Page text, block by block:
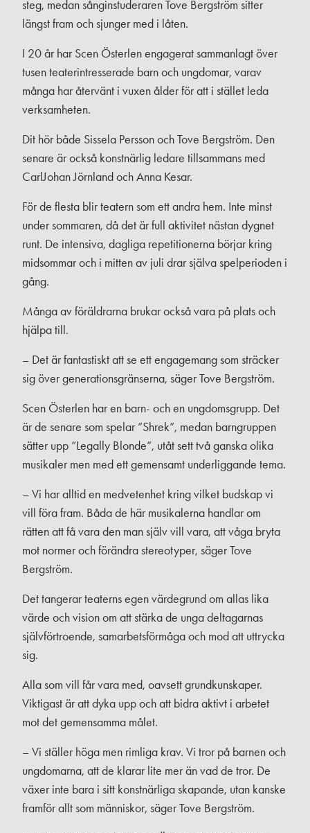
steg, medan sånginstuderaren Tove Bergström sitter
längst fram och sjunger med i låten.
I 20 år har Scen Österlen engagerat sammanlagt över
tusen teaterintresserade barn och ungdomar, varav
många har återvänt i vuxen ålder för att i stället leda
verksamheten.
Dit hör både Sissela Persson och Tove Bergström. Den
senare är också konstnärlig ledare tillsammans med
CarlJohan Jörnland och Anna Kesar.
För de flesta blir teatern som ett andra hem. Inte minst
under sommaren, då det är full aktivitet nästan dygnet
runt. De intensiva, dagliga repetitionerna börjar kring
midsommar och i mitten av juli drar själva spelperioden i
gång.
Många av föräldrarna brukar också vara på plats och
hjälpa till.
– Det är fantastiskt att se ett engagemang som sträcker
sig över generationsgränserna, säger Tove Bergström.
Scen Österlen har en barn- och en ungdomsgrupp. Det
är de senare som spelar ”Shrek”, medan barngruppen
sätter upp ”Legally Blonde”, utåt sett två ganska olika
musikaler men med ett gemensamt underliggande tema.
– Vi har alltid en medvetenhet kring vilket budskap vi
vill föra fram. Båda de här musikalerna handlar om
rätten att få vara den man själv vill vara, att våga bryta
mot normer och förändra stereotyper, säger Tove
Bergström.
Det tangerar teaterns egen värdegrund om allas lika
värde och vision om att stärka de unga deltagarnas
självförtroende, samarbetsförmåga och mod att uttrycka
sig.
Alla som vill får vara med, oavsett grundkunskaper.
Viktigast är att dyka upp och att bidra aktivt i arbetet
mot det gemensamma målet.
– Vi ställer höga men rimliga krav. Vi tror på barnen och
ungdomarna, att de klarar lite mer än vad de tror. De
växer inte bara i sitt konstnärliga skapande, utan kanske
framför allt som människor, säger Tove Bergström.